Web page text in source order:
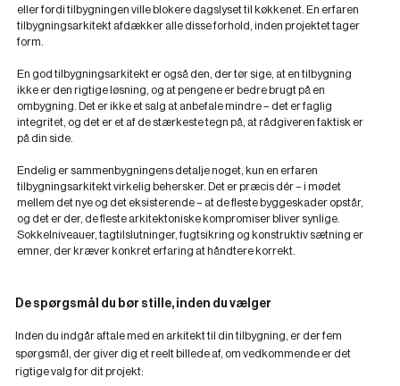
eller fordi tilbygningen ville blokere dagslyset til køkkenet. En erfaren
tilbygningsarkitekt afdækker alle disse forhold, inden projektet tager
form.
En god tilbygningsarkitekt er også den, der tør sige, at en tilbygning
ikke er den rigtige løsning, og at pengene er bedre brugt på en
ombygning. Det er ikke et salg at anbefale mindre – det er faglig
integritet, og det er et af de stærkeste tegn på, at rådgiveren faktisk er
på din side.
Endelig er sammenbygningens detalje noget, kun en erfaren
tilbygningsarkitekt virkelig behersker. Det er præcis dér – i mødet
mellem det nye og det eksisterende – at de fleste byggeskader opstår,
og det er der, de fleste arkitektoniske kompromiser bliver synlige.
Sokkelniveauer, tagtilslutninger, fugtsikring og konstruktiv sætning er
emner, der kræver konkret erfaring at håndtere korrekt.
De spørgsmål du bør stille, inden du vælger
Inden du indgår aftale med en arkitekt til din tilbygning, er der fem
spørgsmål, der giver dig et reelt billede af, om vedkommende er det
rigtige valg for dit projekt: